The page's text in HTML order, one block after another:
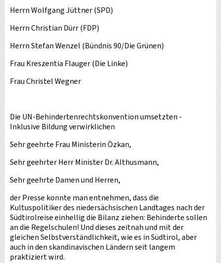
Herrn Wolfgang Jüttner (SPD)
Herrn Christian Dürr (FDP)
Herrn Stefan Wenzel (Bündnis 90/Die Grünen)
Frau Kreszentia Flauger (Die Linke)
Frau Christel Wegner
Die UN-Behindertenrechtskonvention umsetzten -
Inklusive Bildung verwirklichen
Sehr geehrte Frau Ministerin Özkan,
Sehr geehrter Herr Minister Dr. Althusmann,
Sehr geehrte Damen und Herren,
der Presse konnte man entnehmen, dass die
Kultuspolitiker des niedersächsischen Landtages nach der
Südtirolreise einhellig die Bilanz ziehen: Behinderte sollen
an die Regelschulen! Und dieses zeitnah und mit der
gleichen Selbstverständlichkeit, wie es in Südtirol, aber
auch in den skandinavischen Ländern seit langem
praktiziert wird.